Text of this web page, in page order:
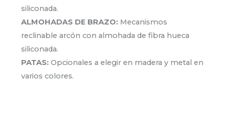
siliconada.
ALMOHADAS DE BRAZO: Mecanismos
reclinable arcón con almohada de fibra hueca
siliconada.
PATAS: Opcionales a elegir en madera y metal en
varios colores.